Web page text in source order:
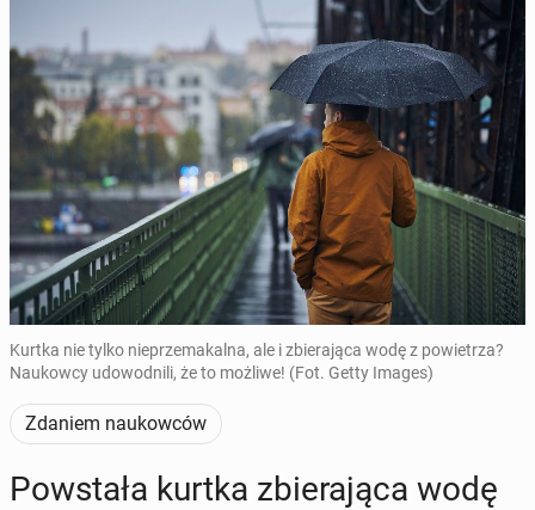
Kurtka nie tylko nieprzemakalna, ale i zbierająca wodę z powietrza?
Naukowcy udowodnili, że to możliwe! (Fot. Getty Images)
Zdaniem naukowców
Po­wsta­ła kurtka zbie­ra­ją­ca wodę